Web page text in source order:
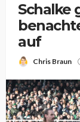
Schalke
auf
Chris Braun